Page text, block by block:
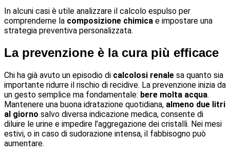
In alcuni casi è utile analizzare il calcolo espulso per
comprenderne la composizione chimica e impostare una
strategia preventiva personalizzata.
La prevenzione è la cura più efficace
Chi ha già avuto un episodio di calcolosi renale sa quanto sia
importante ridurre il rischio di recidive. La prevenzione inizia da
un gesto semplice ma fondamentale: bere molta acqua.
Mantenere una buona idratazione quotidiana, almeno due litri
al giorno salvo diversa indicazione medica, consente di
diluire le urine e impedire l’aggregazione dei cristalli. Nei mesi
estivi, o in caso di sudorazione intensa, il fabbisogno può
aumentare.